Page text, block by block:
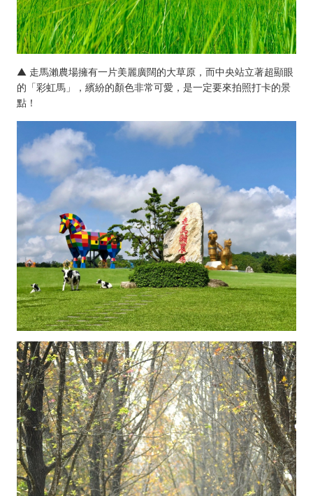
▲ 走馬瀨農場擁有一片美麗廣闊的大草原，而中央站立著超顯眼
的「彩虹馬」，繽紛的顏色非常可愛，是一定要來拍照打卡的景
點！